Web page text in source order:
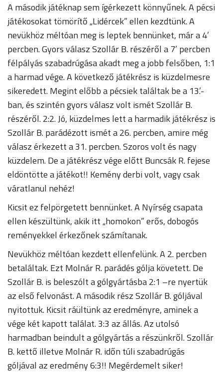
A második játéknap sem ígérkezett könnyűnek. A pécsi
játékosokat tömörítő „Lidércek” ellen kezdtünk. A
nevükhöz méltóan meg is leptek bennünket, már a 4’
percben. Gyors válasz Szollár B. részéről a 7’ percben
félpályás szabadrúgása akadt meg a jobb felsőben, 1:1
a harmad vége. A következő játékrész is küzdelmesre
sikeredett. Megint előbb a pécsiek találtak be a 13.’-
ban, és szintén gyors válasz volt ismét Szollár B.
részéről. 2:2. Jó, küzdelmes lett a harmadik játékrész is
Szollár B. parádézott ismét a 26. percben, amire még
válasz érkezett a 31. percben. Szoros volt és nagy
küzdelem. De a játékrész vége előtt Buncsák R. fejese
eldöntötte a játékot!! Kemény derbi volt, vagy csak
váratlanul nehéz!
Kicsit ez felpörgetett bennünket. A Nyírség csapata
ellen készültünk, akik itt „homokon” erős, dobogós
reményekkel érkezőnek számítanak.
Nevükhöz méltóan kezdett ellenfelünk. A 2. percben
betaláltak. Ezt Molnár R. parádés gólja követett. De
Szollár B. is beleszólt a gólgyártásba 2:1 –re nyertük
az első felvonást. A második rész Szollár B. góljával
nyitottuk. Kicsit ráültünk az eredményre, aminek a
vége két kapott találat. 3:3 az állás. Az utolsó
harmadban beindult a gólgyártás a részünkről. Szollár
B. kettő illetve Molnár R. időn túli szabadrúgás
góljával az eredmény 6:3!! Megérdemelt siker!